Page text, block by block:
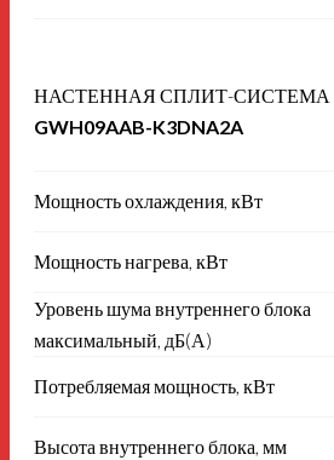
НАСТЕННАЯ СПЛИТ-СИСТЕМА
GWH09AAB-K3DNA2A
Мощность охлаждения, кВт
Мощность нагрева, кВт
Уровень шума внутреннего блока
максимальный, дБ(А)
Потребляемая мощность, кВт
Высота внутреннего блока, мм